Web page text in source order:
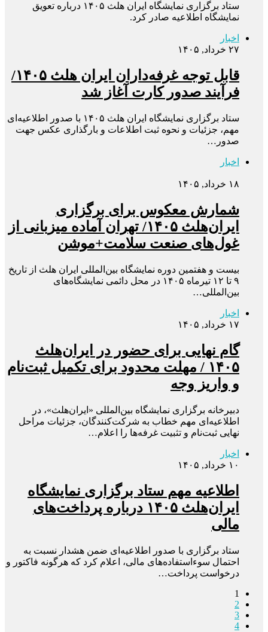
ستاد برگزاری نمایشگاه ایران هلث ۱۴۰۵ درباره تعویق
نمایشگاه اطلاعیه صادر کرد.
اخبار
۲۷ خرداد, ۱۴۰۵
قابل توجه غرفه‌داران ایران هلث ۱۴۰۵/
فرآیند صدور کارت آغاز شد
ستاد برگزاری نمایشگاه ایران هلث ۱۴۰۵ با صدور اطلاعیه‌ای
مهم، جزئیات و نحوه ثبت اطلاعات و بارگذاری عکس جهت
صدور…
اخبار
۱۸ خرداد, ۱۴۰۵
شمارش معکوس برای برگزاری
ایران‌هلث ۱۴۰۵/ تهران آماده میزبانی از
غول‌های صنعت سلامت+موشن
بیست‌ و هفتمین دوره نمایشگاه بین‌المللی ایران هلث از تاریخ
۹ تا ۱۲ تیرماه ۱۴۰۵ در محل دائمی نمایشگاه‌های
بین‌المللی…
اخبار
۱۷ خرداد, ۱۴۰۵
گام نهایی برای حضور در ایران‌هلث
۱۴۰۵ / مهلت محدود برای تکمیل ثبت‌نام
و واریز وجه
دبیرخانه برگزاری نمایشگاه بین‌المللی «ایران‌هلث»، در
اطلاعیه‌ای مهم خطاب به شرکت‌کنندگان، جزئیات مراحل
نهایی ثبت‌نام و تثبیت غرفه‌ها را اعلام…
اخبار
۱۰ خرداد, ۱۴۰۵
اطلاعیه مهم ستاد برگزاری نمایشگاه
ایران‌هلث ۱۴۰۵ درباره پرداخت‌های
مالی
ستاد برگزاری با صدور اطلاعیه‌ای ضمن هشدار نسبت به
احتمال سوءاستفاده‌های مالی، اعلام کرد که هرگونه فاکتور و
درخواست پرداخت…
1
2
3
4